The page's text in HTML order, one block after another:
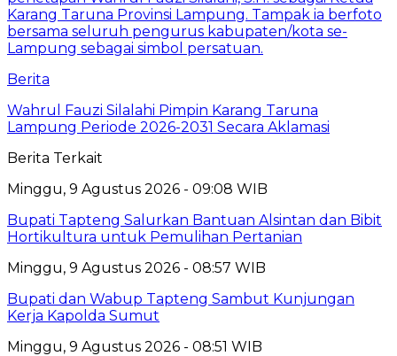
Berita
Wahrul Fauzi Silalahi Pimpin Karang Taruna
Lampung Periode 2026-2031 Secara Aklamasi
Berita Terkait
Minggu, 9 Agustus 2026 - 09:08 WIB
Bupati Tapteng Salurkan Bantuan Alsintan dan Bibit
Hortikultura untuk Pemulihan Pertanian
Minggu, 9 Agustus 2026 - 08:57 WIB
Bupati dan Wabup Tapteng Sambut Kunjungan
Kerja Kapolda Sumut
Minggu, 9 Agustus 2026 - 08:51 WIB